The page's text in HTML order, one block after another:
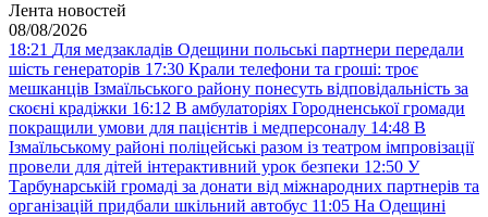
Лента новостей
08/08/2026
18:21 Для медзакладів Одещини польські партнери передали
шість генераторів 17:30 Крали телефони та гроші: троє
мешканців Ізмаїльського району понесуть відповідальність за
скоєні крадіжки 16:12 В амбулаторіях Городненської громади
покращили умови для пацієнтів і медперсоналу 14:48 В
Ізмаїльському районі поліцейські разом із театром імпровізації
провели для дітей інтерактивний урок безпеки 12:50 У
Тарбунарській громаді за донати від міжнародних партнерів та
організацій придбали шкільний автобус 11:05 На Одещині